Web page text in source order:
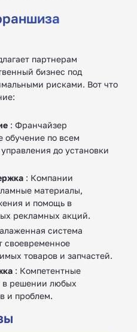
партнерам
бизнес под
рисками. Вот что
: Франчайзер
обучение по всем
до установки
: Компании
материалы,
и помощь в
рекламных акций.
система
своевременное
товаров и запчастей.
: Компетентные
в решении любых
и проблем.